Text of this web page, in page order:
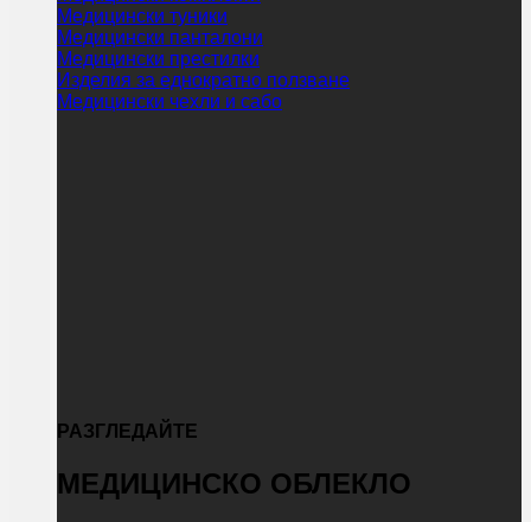
Медицински туники
Медицински панталони
Медицински престилки
Изделия за еднократно ползване
Медицински чехли и сабо
РАЗГЛЕДАЙТЕ
МЕДИЦИНСКО ОБЛЕКЛО